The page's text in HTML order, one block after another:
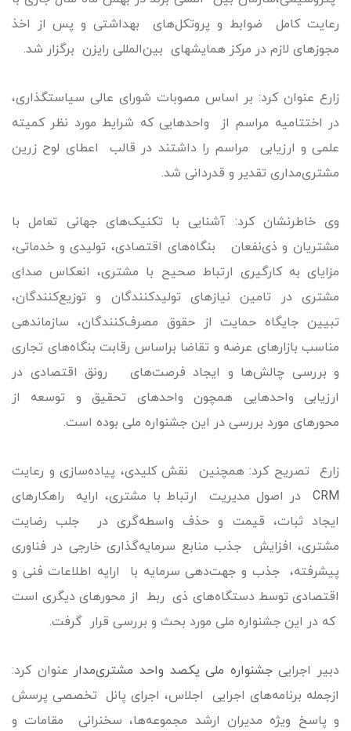
رعایت کامل ضوابط و پروتکل‌های بهداشتی و پس از اخذ
مجوزهای لازم در مرکز همایشهای بین‌المللی رایزن برگزار شد.
زارع عنوان کرد:‌ بر اساس مصوبات شورای عالی سیاستگذاری،
در اختتامیه مراسم از واحدهایی که شرایط مورد نظر کمیته
علمی و ارزیابی مراسم را داشتند در قالب اعطای لوح زرین
مشتری‌مداری تقدیر و قدردانی شد.
وی خاطرنشان کرد: آشنایی با تکنیک‌های جهانی تعامل با
مشتریان و ذی‌نفعان بنگاه‌های اقتصادی، تولیدی و خدماتی،
مزایای به کارگیری ارتباط صحیح با مشتری، انعکاس صدای
مشتری در تامین نیازهای تولیدکنندگان و توزیع‌کنندگان،
تبیین جایگاه حمایت از حقوق مصرف‌کنندگان، سازماندهی
مناسب بازارهای عرضه و تقاضا براساس رقابت بنگاه‌های تجاری
و بررسی چالش‌ها و ایجاد فرصت‌های رونق اقتصادی در
ارزیابی واحدهایی همچون واحدهای تحقیق و توسعه از
محورهای مورد بررسی در این جشنواره ملی بوده است.
زارع تصریح کرد:‌ همچنین نقش کلیدی، پیاده‌سازی و رعایت
CRM در اصول مدیریت ارتباط با مشتری، ارایه راهکارهای
ایجاد ثبات، قیمت و حذف واسطه‌گری در جلب رضایت
مشتری، افزایش جذب منابع سرمایه‌گذاری خارجی در فناوری
پیشرفته، جذب و جهت‌دهی سرمایه با ارایه اطلاعات فنی و
اقتصادی توسط دستگاه‌های ذی ربط از محورهای دیگری است
که در این جشنواره ملی مورد بحث و بررسی قرار گرفت.
دبیر اجراییجشنواره ملی یکصد واحد مشتری‌مدار عنوان کرد:‌
ازجمله برنامه‌های اجرایی اجلاس، اجرای پانل تخصصی پرسش
و پاسخ ویژه مدیران ارشد مجموعه‌ها، سخنرانی مقامات و